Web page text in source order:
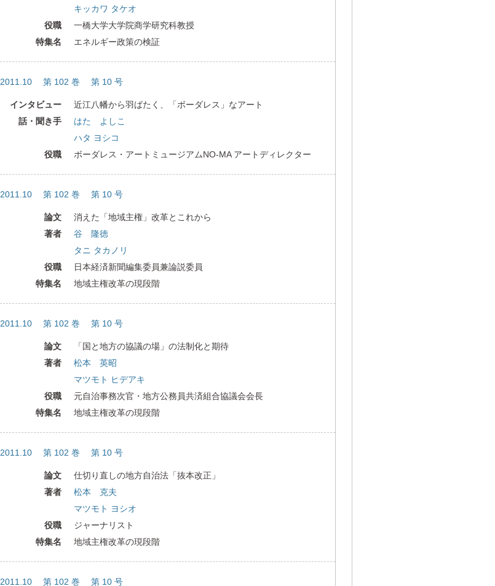
キッカワ タケオ
役職
一橋大学大学院商学研究科教授
特集名
エネルギー政策の検証
2011.10 第 102 巻 第 10 号
インタビュー
近江八幡から羽ばたく、「ボーダレス」なアート
話・聞き手
はた よしこ
ハタ ヨシコ
役職
ボーダレス・アートミュージアムNO-MA アートディレクター
2011.10 第 102 巻 第 10 号
論文
消えた「地域主権」改革とこれから
著者
谷 隆徳
タニ タカノリ
役職
日本経済新聞編集委員兼論説委員
特集名
地域主権改革の現段階
2011.10 第 102 巻 第 10 号
論文
「国と地方の協議の場」の法制化と期待
著者
松本 英昭
マツモト ヒデアキ
役職
元自治事務次官・地方公務員共済組合協議会会長
特集名
地域主権改革の現段階
2011.10 第 102 巻 第 10 号
論文
仕切り直しの地方自治法「抜本改正」
著者
松本 克夫
マツモト ヨシオ
役職
ジャーナリスト
特集名
地域主権改革の現段階
2011.10 第 102 巻 第 10 号